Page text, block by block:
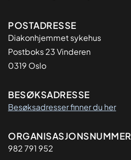
Adresse
POSTADRESSE
Diakonhjemmet sykehus
Postboks 23 Vinderen
0319 Oslo
BESØKSADRESSE
Besøksadresser finner du her
Organisasjon
ORGANISASJONSNUMMER
982 791 952